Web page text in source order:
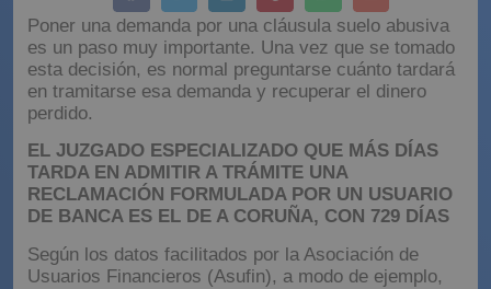
Poner una demanda por una cláusula suelo abusiva
es un paso muy importante. Una vez que se tomado
esta decisión, es normal preguntarse cuánto tardará
en tramitarse esa demanda y recuperar el dinero
perdido.
EL JUZGADO ESPECIALIZADO QUE MÁS DÍAS
TARDA EN ADMITIR A TRÁMITE UNA
RECLAMACIÓN FORMULADA POR UN USUARIO
DE BANCA ES EL DE A CORUÑA, CON 729 DÍAS
Según los datos facilitados por la Asociación de
Usuarios Financieros (Asufin), a modo de ejemplo,